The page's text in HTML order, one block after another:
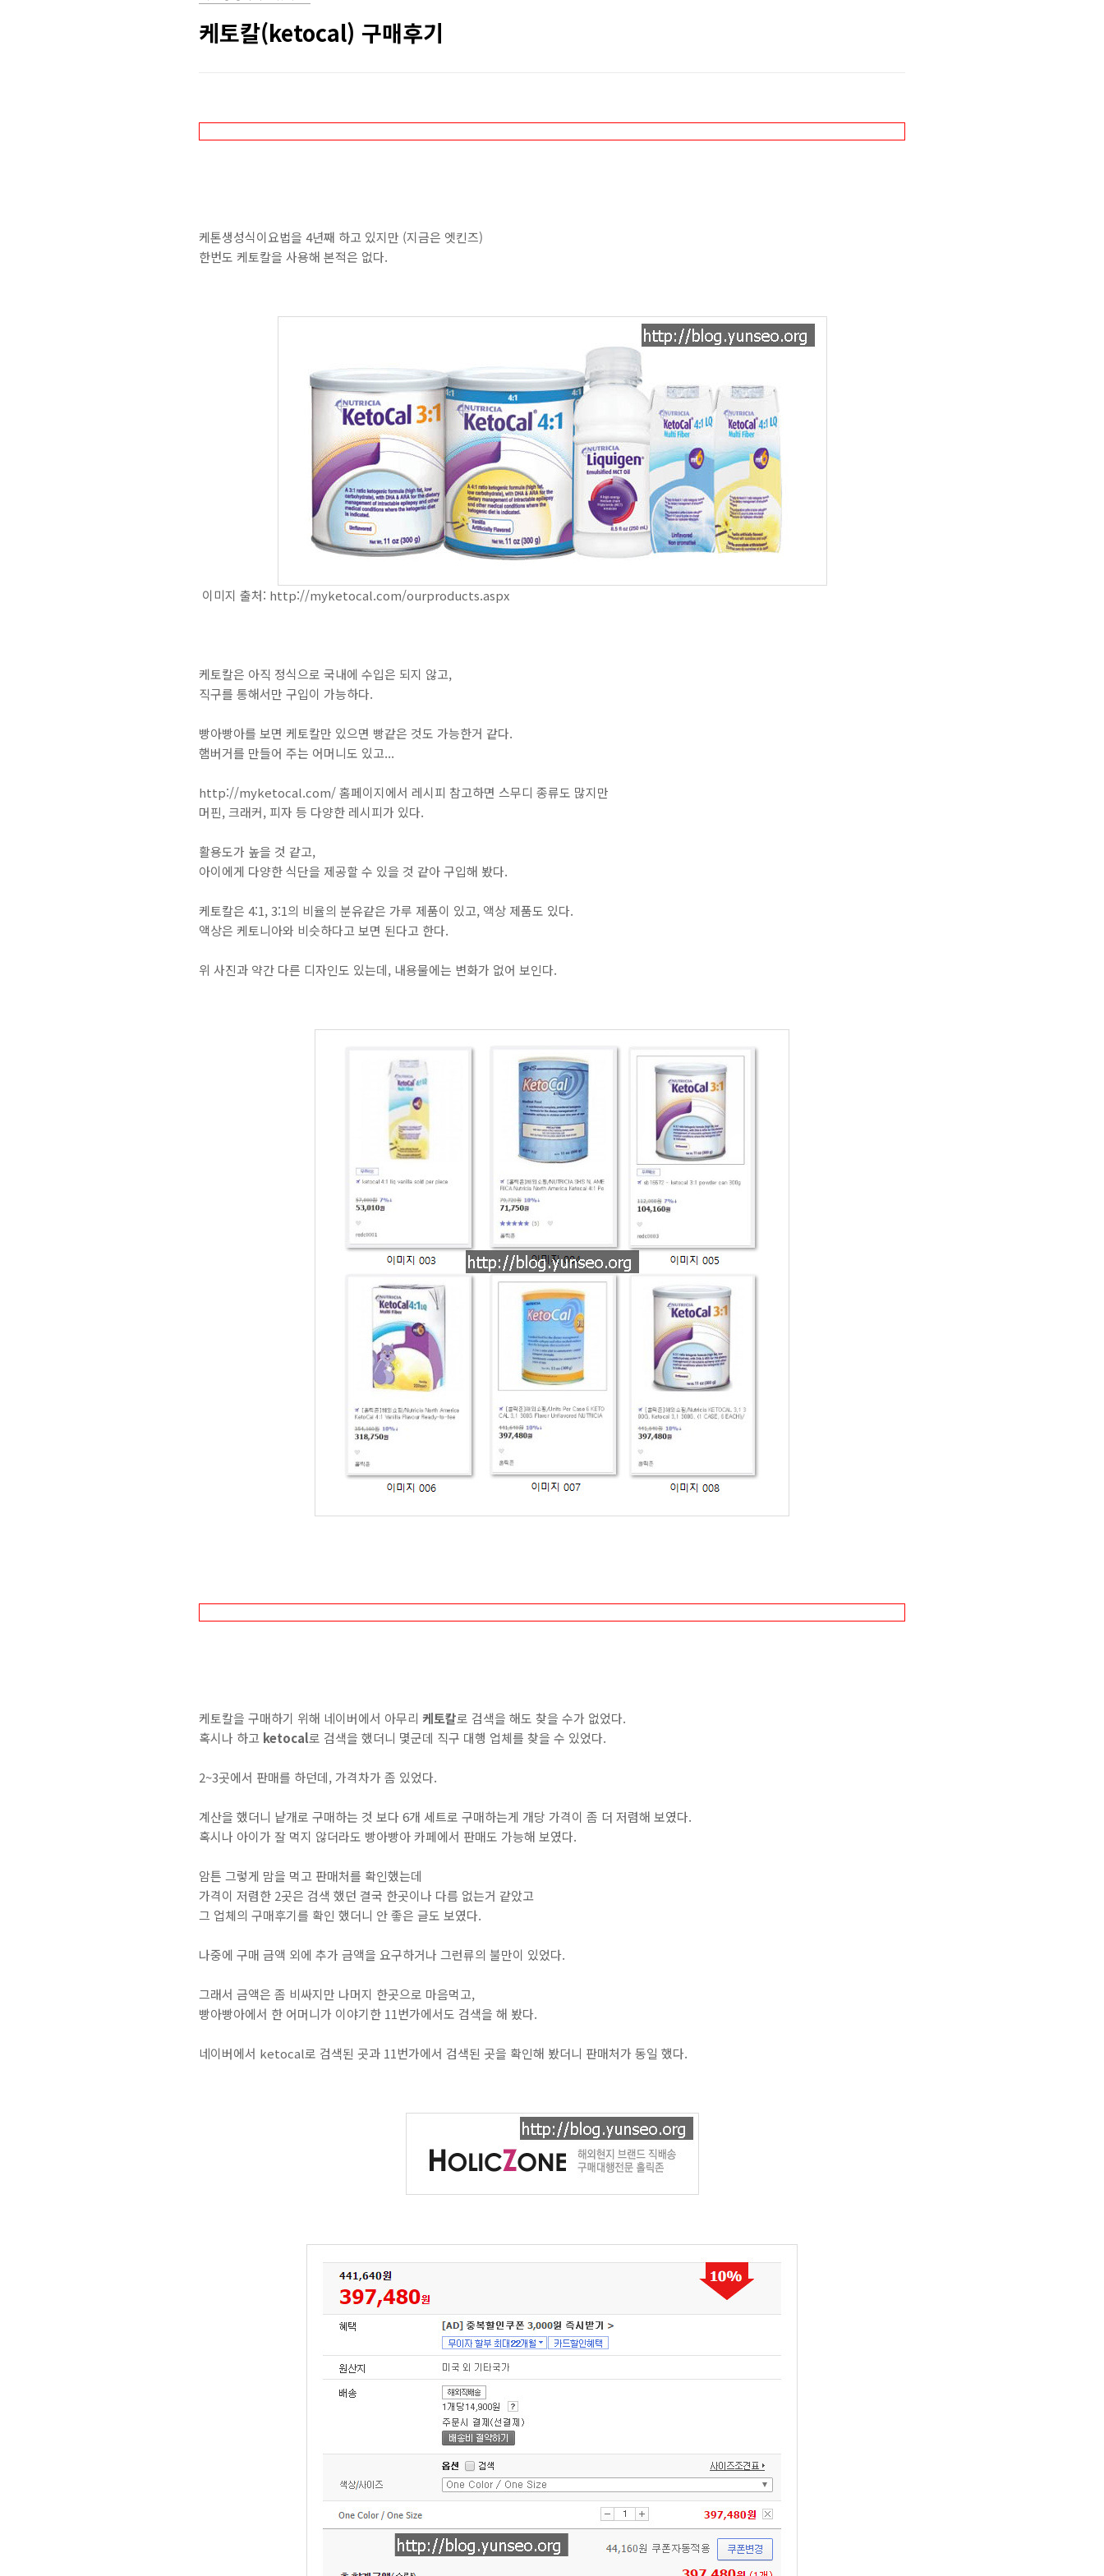
케토칼(ketocal) 구매후기
케톤생성식이요법을 4년째 하고 있지만 (지금은 엣킨즈)
한번도 케토칼을 사용해 본적은 없다.
이미지 출처: http://myketocal.com/ourproducts.aspx
케토칼은 아직 정식으로 국내에 수입은 되지 않고,
직구를 통해서만 구입이 가능하다.
빵아빵아를 보면 케토칼만 있으면 빵같은 것도 가능한거 같다.
햄버거를 만들어 주는 어머니도 있고...
http://myketocal.com/ 홈페이지에서 레시피 참고하면 스무디 종류도 많지만
머핀, 크래커, 피자 등 다양한 레시피가 있다.
활용도가 높을 것 같고,
아이에게 다양한 식단을 제공할 수 있을 것 같아 구입해 봤다.
케토칼은 4:1, 3:1의 비율의 분유같은 가루 제품이 있고, 액상 제품도 있다.
액상은 케토니아와 비슷하다고 보면 된다고 한다.
위 사진과 약간 다른 디자인도 있는데, 내용물에는 변화가 없어 보인다.
케토칼을 구매하기 위해 네이버에서 아무리 케토칼로 검색을 해도 찾을 수가 없었다.
혹시나 하고 ketocal로 검색을 했더니 몇군데 직구 대행 업체를 찾을 수 있었다.
2~3곳에서 판매를 하던데, 가격차가 좀 있었다.
계산을 했더니 낱개로 구매하는 것 보다 6개 세트로 구매하는게 개당 가격이 좀 더 저렴해 보였다.
혹시나 아이가 잘 먹지 않더라도 빵아빵아 카페에서 판매도 가능해 보였다.
암튼 그렇게 맘을 먹고 판매처를 확인했는데
가격이 저렴한 2곳은 검색 했던 결국 한곳이나 다름 없는거 같았고
그 업체의 구매후기를 확인 했더니 안 좋은 글도 보였다.
나중에 구매 금액 외에 추가 금액을 요구하거나 그런류의 불만이 있었다.
그래서 금액은 좀 비싸지만 나머지 한곳으로 마음먹고,
빵아빵아에서 한 어머니가 이야기한 11번가에서도 검색을 해 봤다.
네이버에서 ketocal로 검색된 곳과 11번가에서 검색된 곳을 확인해 봤더니 판매처가 동일 했다.